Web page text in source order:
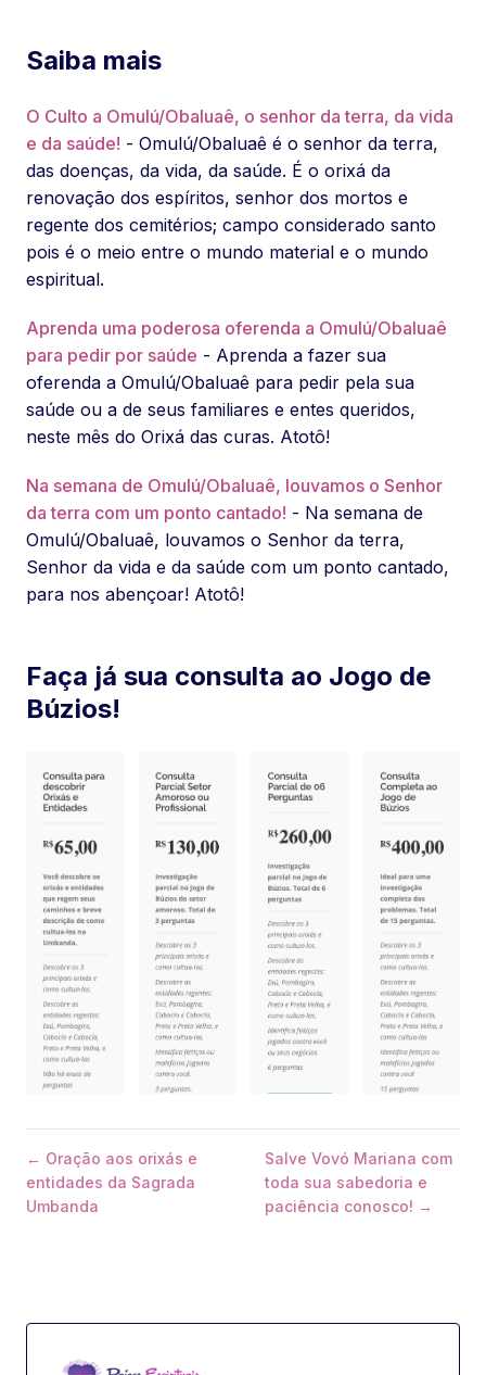
Saiba mais
O Culto a Omulú/Obaluaê, o senhor da terra, da vida
e da saúde! - Omulú/Obaluaê é o senhor da terra,
das doenças, da vida, da saúde. É o orixá da
renovação dos espíritos, senhor dos mortos e
regente dos cemitérios; campo considerado santo
pois é o meio entre o mundo material e o mundo
espiritual.
Aprenda uma poderosa oferenda a Omulú/Obaluaê
para pedir por saúde - Aprenda a fazer sua
oferenda a Omulú/Obaluaê para pedir pela sua
saúde ou a de seus familiares e entes queridos,
neste mês do Orixá das curas. Atotô!
Na semana de Omulú/Obaluaê, louvamos o Senhor
da terra com um ponto cantado! - Na semana de
Omulú/Obaluaê, louvamos o Senhor da terra,
Senhor da vida e da saúde com um ponto cantado,
para nos abençoar! Atotô!
Faça já sua consulta ao Jogo de
Búzios!
← Oração aos orixás e
entidades da Sagrada
Umbanda
Salve Vovó Mariana com
toda sua sabedoria e
paciência conosco! →